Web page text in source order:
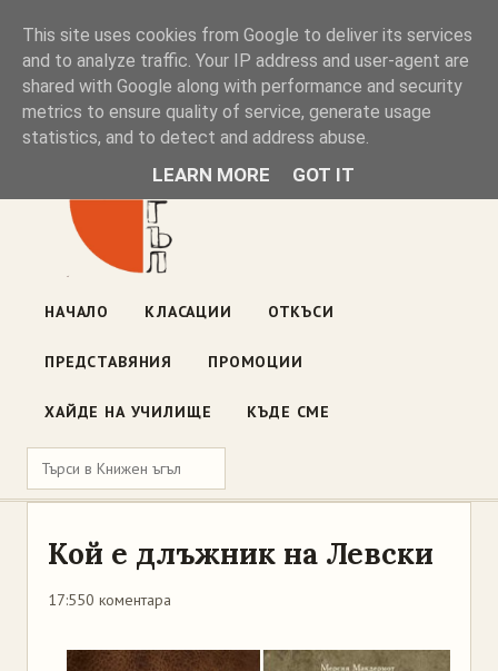
Книжен ъгъл
Блог на книжарницата — класации, откъси, нови книги
ул. „Оборище" 117, София· пон–пет 10:00–19:00 ·
НАЧАЛО КЛАСАЦИИ ОТКЪСИ
ПРЕДСТАВЯНИЯ ПРОМОЦИИ
ХАЙДЕ НА УЧИЛИЩЕ КЪДЕ СМЕ
Кой е длъжник на Левски
17:550 коментара
This site uses cookies from Google to deliver its services
and to analyze traffic. Your IP address and user-agent are
shared with Google along with performance and security
metrics to ensure quality of service, generate usage
statistics, and to detect and address abuse.
LEARN MORE GOT IT